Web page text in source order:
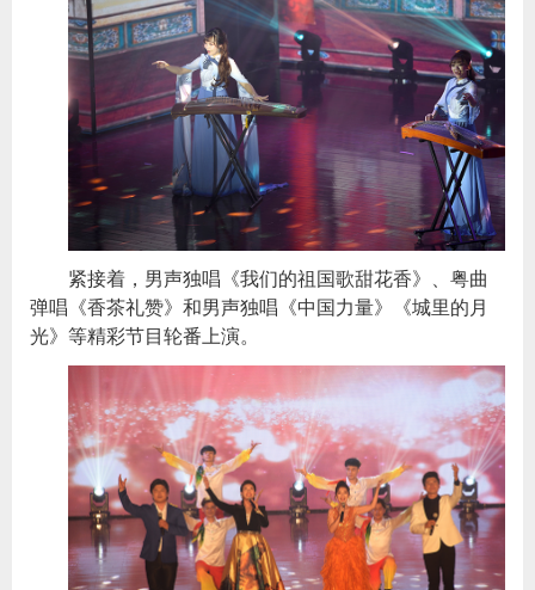
紧接着，男声独唱《我们的祖国歌甜花香》、粤曲
弹唱《香茶礼赞》和男声独唱《中国力量》《城里的月
光》等精彩节目轮番上演。